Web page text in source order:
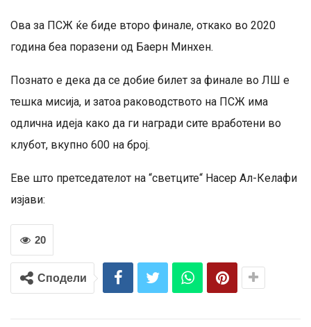
Ова за ПСЖ ќе биде второ финале, откако во 2020
година беа поразени од Баерн Минхен.
Познато е дека да се добие билет за финале во ЛШ е
тешка мисија, и затоа раководството на ПСЖ има
одлична идеја како да ги награди сите вработени во
клубот, вкупно 600 на број.
Еве што претседателот на “светците“ Насер Ал-Келафи
изјави:
20
Сподели